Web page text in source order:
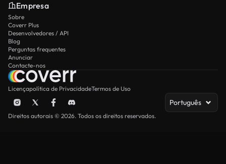
Empresa
Sobre
Coverr Plus
Desenvolvedores / API
Blog
Perguntas frequentes
Anunciar
Contacte-nos
Licençapolítica de PrivacidadeTermos de Uso
Português
Direitos autorais © 2026. Todos os direitos reservados.